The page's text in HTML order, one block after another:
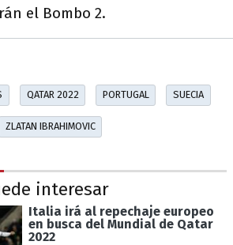
el Bombo 2.
QATAR 2022 PORTUGAL SUECIA
ZLATAN IBRAHIMOVIC
interesar
Italia irá al repechaje europeo
en busca del Mundial de Qatar
2022